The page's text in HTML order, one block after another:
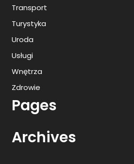
Transport
Turystyka
Uroda
Usługi
Wnętrza
Zdrowie
Pages
Archives